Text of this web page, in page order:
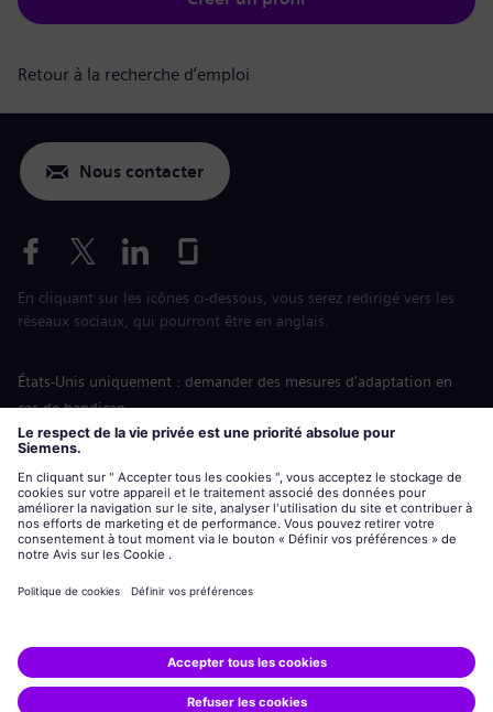
Retour à la recherche d’emploi
Nous contacter
En cliquant sur les icônes ci-dessous, vous serez redirigé vers les
réseaux sociaux, qui pourront être en anglais.
États-Unis uniquement : demander des mesures d'adaptation en
cas de handicap
Labor Condition Application (Formulaire sur les conditions
siemens-energy.comSite Internet international
Informations sur l’entreprise
Avis de confidentialité
Siemens Energy est une marque déposée de Siemens AG.